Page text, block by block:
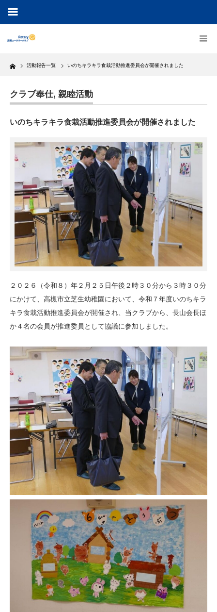
Home 活動報告一覧 いのちキラキラ食栽活動推進委員会が開催されました
クラブ奉仕, 親睦活動
いのちキラキラ食栽活動推進委員会が開催されました
２０２６（令和８）年２月２５日午後２時３０分から３時３０分
にかけて、高槻市立芝生幼稚園において、令和７年度いのちキラ
キラ食栽活動推進委員会が開催され、当クラブから、長山会長ほ
か４名の会員が推進委員として協議に参加しました。